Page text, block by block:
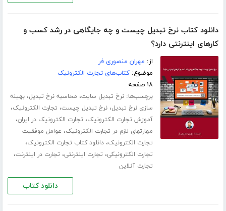
دانلود کتاب نرخ تبدیل چیست و چه جایگاهی در رشد کسب و
کارهای اینترنتی دارد؟
از: مهران منصوری فر
موضوع:کتاب‌های تجارت الکترونیک
۱۸ صفحه
برچسب‌ها:نرخ تبدیل سایت، محاسبه نرخ تبدیل،بهینه
سازی نرخ تبدیل،نرخ تبدیل چیست، تجارت الکترونیک،
آموزش تجارت الکترونیک، تجارت الکترونیک در ایران،
مهارتهای لازم در تجارت الکترونیک، عوامل موفقیت
تجارت الکترونیک،دانلود کتاب تجارت الکترونیک،
تجارت الکترونیکی، تجارت اینترنتی، تجارت در اینترنت،
تجارت آنلاین
دانلود کتاب